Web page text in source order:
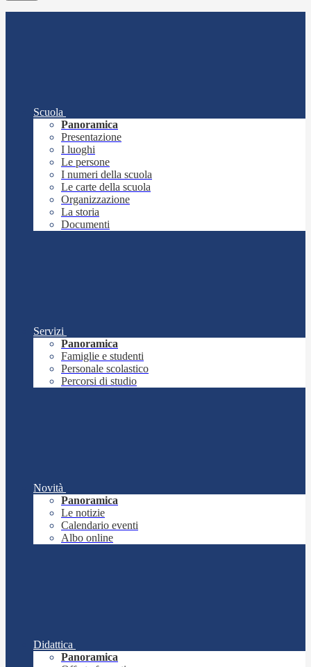
Scuola
Panoramica
Presentazione
I luoghi
Le persone
I numeri della scuola
Le carte della scuola
Organizzazione
La storia
Documenti
Servizi
Panoramica
Famiglie e studenti
Personale scolastico
Percorsi di studio
Novità
Panoramica
Le notizie
Calendario eventi
Albo online
Didattica
Panoramica